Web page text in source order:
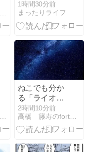
コミックエッセイ365
1時間30分前
まったりライフ
この映画とか話題とか動画はどう？
ねこでも分か
る「ライオン
ズゲート」っ
てなんです
の？
2時間10分前
高橋 籐寿のfortune日記